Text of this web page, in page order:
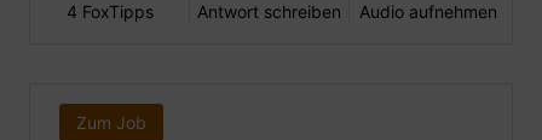
4 FoxTipps Antwort schreiben Audio aufnehmen
Zum Job